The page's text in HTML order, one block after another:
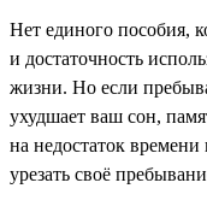
Нет единого пособия,
и достаточность
жизни. Но если
ухудшает ваш сон,
на недостаток
урезать своё